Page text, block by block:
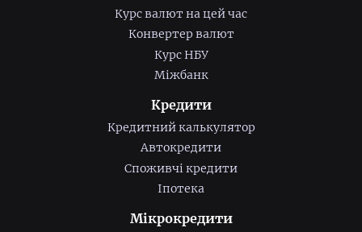
Курс валют на цей час
Конвертер валют
Курс НБУ
Міжбанк
Кредити
Кредитний калькулятор
Автокредити
Споживчі кредити
Іпотека
Мікрокредити